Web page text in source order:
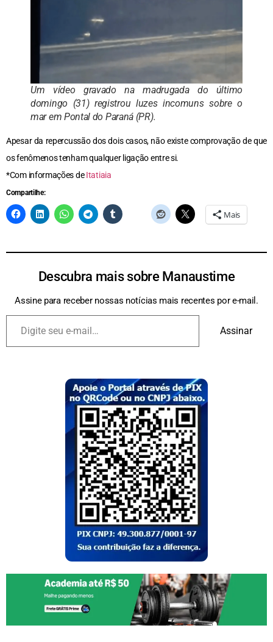
Um vídeo gravado na madrugada do último
domingo (31) registrou luzes incomuns sobre o
mar em Pontal do Paraná (PR).
Apesar da repercussão dos dois casos, não existe comprovação de que
os fenômenos tenham qualquer ligação entre si.
*Com informações deItatiaia
Compartilhe:
Mais
Descubra mais sobre Manaustime
Assine para receber nossas notícias mais recentes por e-mail.
Assinar